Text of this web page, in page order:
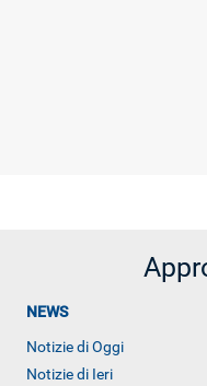
NEWS
Notizie di Oggi
Notizie di Ieri